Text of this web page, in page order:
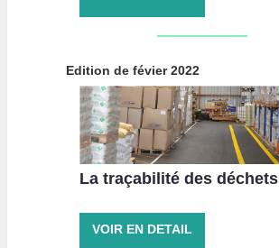
Edition de févier 2022
La traçabilité des déchets
VOIR EN DETAIL